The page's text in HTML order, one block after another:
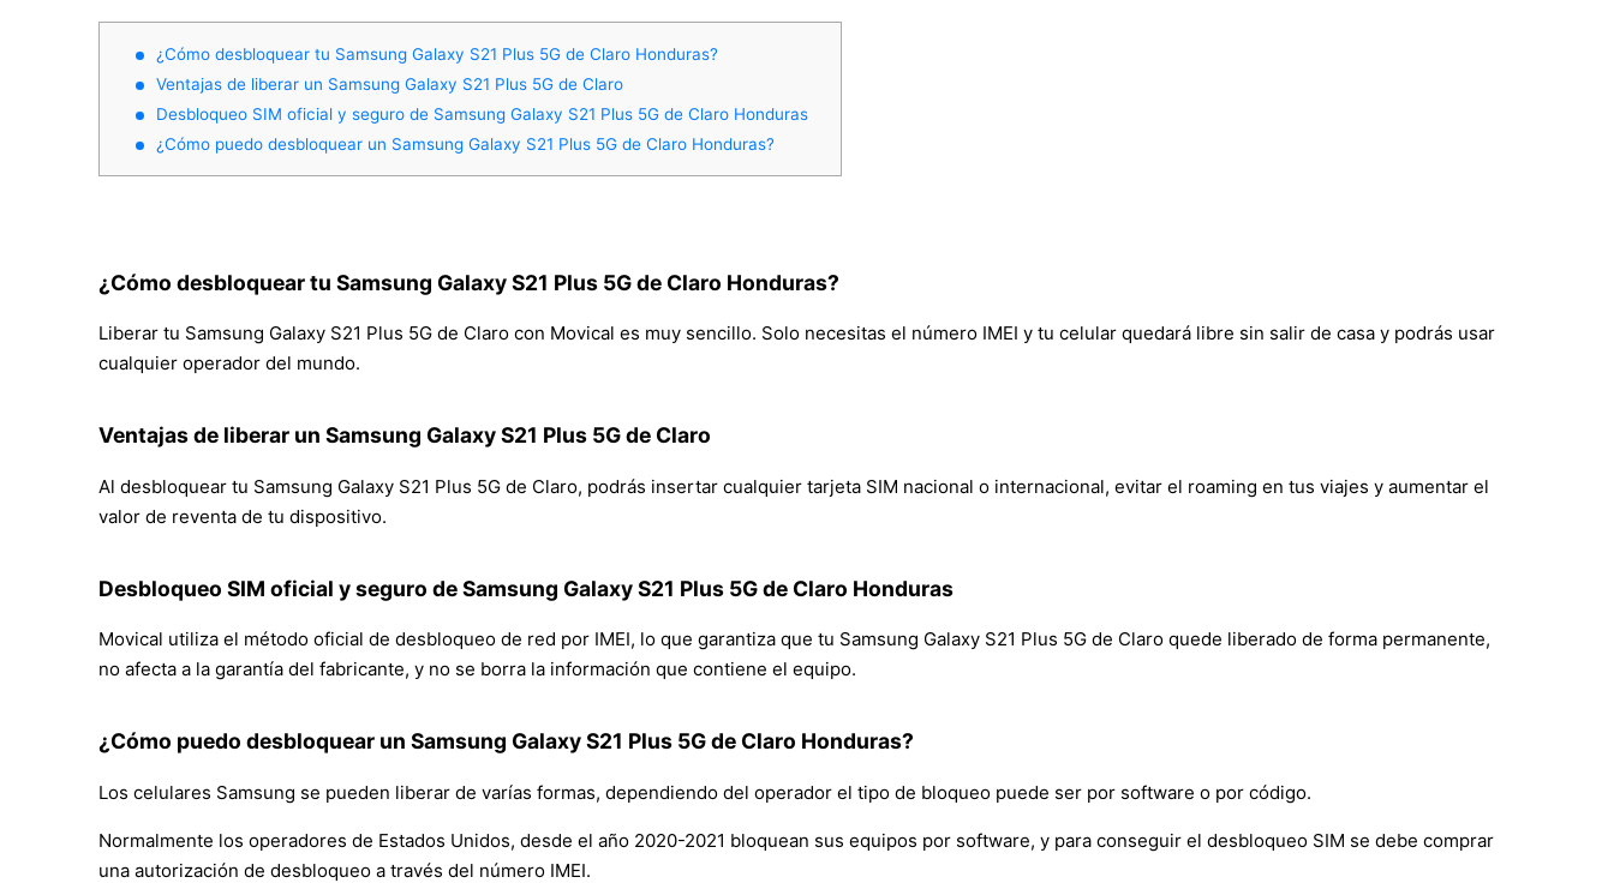
¿Cómo desbloquear tu Samsung Galaxy S21 Plus 5G de Claro Honduras?
Ventajas de liberar un Samsung Galaxy S21 Plus 5G de Claro
Desbloqueo SIM oficial y seguro de Samsung Galaxy S21 Plus 5G de Claro Honduras
¿Cómo puedo desbloquear un Samsung Galaxy S21 Plus 5G de Claro Honduras?
¿Cómo desbloquear tu Samsung Galaxy S21 Plus 5G de Claro Honduras?
Liberar tu Samsung Galaxy S21 Plus 5G de Claro con Movical es muy sencillo. Solo necesitas el número IMEI y tu celular quedará libre sin salir de casa y podrás usar
cualquier operador del mundo.
Ventajas de liberar un Samsung Galaxy S21 Plus 5G de Claro
Al desbloquear tu Samsung Galaxy S21 Plus 5G de Claro, podrás insertar cualquier tarjeta SIM nacional o internacional, evitar el roaming en tus viajes y aumentar el
valor de reventa de tu dispositivo.
Desbloqueo SIM oficial y seguro de Samsung Galaxy S21 Plus 5G de Claro Honduras
Movical utiliza el método oficial de desbloqueo de red por IMEI, lo que garantiza que tu Samsung Galaxy S21 Plus 5G de Claro quede liberado de forma permanente,
no afecta a la garantía del fabricante, y no se borra la información que contiene el equipo.
¿Cómo puedo desbloquear un Samsung Galaxy S21 Plus 5G de Claro Honduras?
Los celulares Samsung se pueden liberar de varías formas, dependiendo del operador el tipo de bloqueo puede ser por software o por código.
Normalmente los operadores de Estados Unidos, desde el año 2020-2021 bloquean sus equipos por software, y para conseguir el desbloqueo SIM se debe comprar
una autorización de desbloqueo a través del número IMEI.